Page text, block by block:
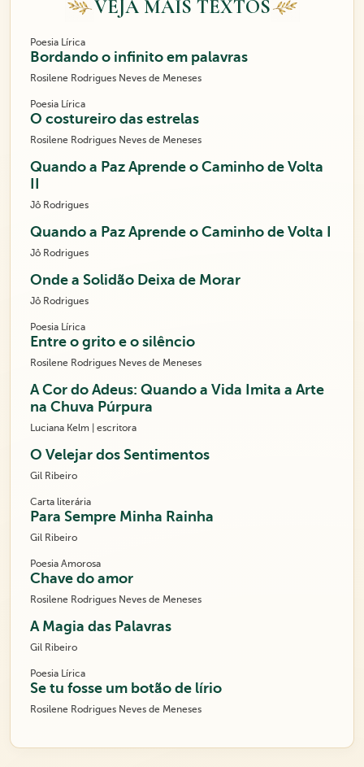
VEJA MAIS TEXTOS
Poesia Lírica
Bordando o infinito em palavras
Rosilene Rodrigues Neves de Meneses
Poesia Lírica
O costureiro das estrelas
Rosilene Rodrigues Neves de Meneses
Quando a Paz Aprende o Caminho de Volta
Jô Rodrigues
Quando a Paz Aprende o Caminho de Volta I
Jô Rodrigues
Onde a Solidão Deixa de Morar
Jô Rodrigues
Poesia Lírica
Entre o grito e o silêncio
Rosilene Rodrigues Neves de Meneses
A Cor do Adeus: Quando a Vida Imita a Arte
na Chuva Púrpura
Luciana Kelm | escritora
O Velejar dos Sentimentos
Gil Ribeiro
Carta literária
Para Sempre Minha Rainha
Gil Ribeiro
Poesia Amorosa
Chave do amor
Rosilene Rodrigues Neves de Meneses
A Magia das Palavras
Gil Ribeiro
Poesia Lírica
Se tu fosse um botão de lírio
Rosilene Rodrigues Neves de Meneses